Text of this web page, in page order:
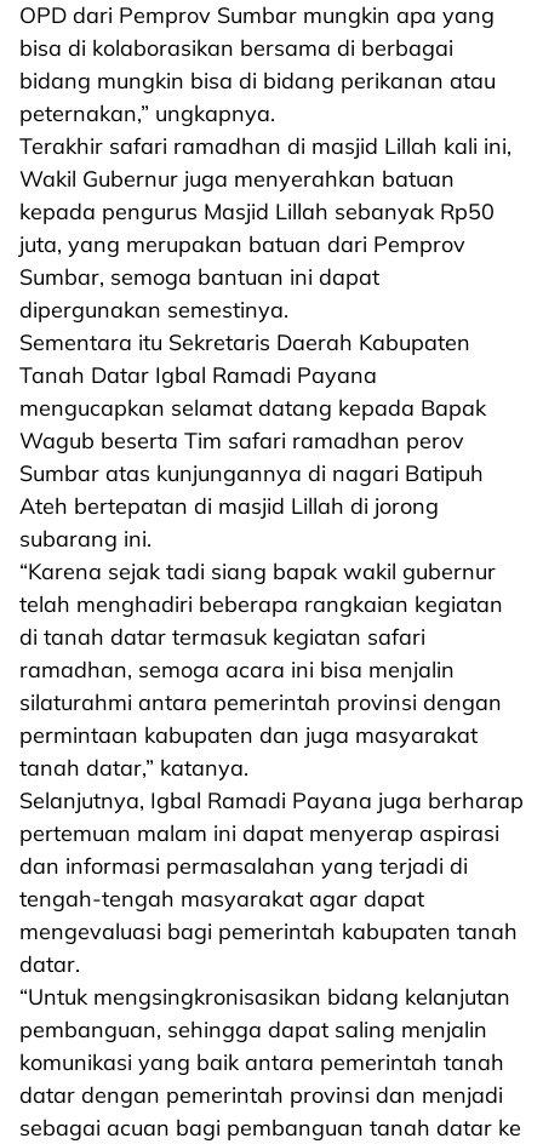
OPD dari Pemprov Sumbar mungkin apa yang
bisa di kolaborasikan bersama di berbagai
bidang mungkin bisa di bidang perikanan atau
peternakan,” ungkapnya.
Terakhir safari ramadhan di masjid Lillah kali ini,
Wakil Gubernur juga menyerahkan batuan
kepada pengurus Masjid Lillah sebanyak Rp50
juta, yang merupakan batuan dari Pemprov
Sumbar, semoga bantuan ini dapat
dipergunakan semestinya.
Sementara itu Sekretaris Daerah Kabupaten
Tanah Datar Igbal Ramadi Payana
mengucapkan selamat datang kepada Bapak
Wagub beserta Tim safari ramadhan perov
Sumbar atas kunjungannya di nagari Batipuh
Ateh bertepatan di masjid Lillah di jorong
subarang ini.
“Karena sejak tadi siang bapak wakil gubernur
telah menghadiri beberapa rangkaian kegiatan
di tanah datar termasuk kegiatan safari
ramadhan, semoga acara ini bisa menjalin
silaturahmi antara pemerintah provinsi dengan
permintaan kabupaten dan juga masyarakat
tanah datar,” katanya.
Selanjutnya, Igbal Ramadi Payana juga berharap
pertemuan malam ini dapat menyerap aspirasi
dan informasi permasalahan yang terjadi di
tengah-tengah masyarakat agar dapat
mengevaluasi bagi pemerintah kabupaten tanah
datar.
“Untuk mengsingkronisasikan bidang kelanjutan
pembanguan, sehingga dapat saling menjalin
komunikasi yang baik antara pemerintah tanah
datar dengan pemerintah provinsi dan menjadi
sebagai acuan bagi pembanguan tanah datar ke